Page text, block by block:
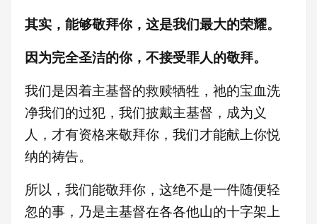
其实，能够敬拜你，这是我们最大的荣耀。
因为完全圣洁的你，不接受罪人的敬拜。
我们是因着主基督的救赎牺牲，祂的宝血洗
净我们的过犯，我们披戴主基督，成为义
人，才有资格来敬拜你，我们才能献上你悦
纳的祷告。
所以，我们能敬拜你，这绝不是一件随便轻
忽的事，乃是主基督在各各他山的十字架上